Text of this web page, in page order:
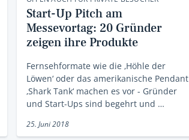
Start-Up Pitch am
Messevortag: 20 Gründer
zeigen ihre Produkte
Fernsehformate wie die ‚Höhle der
Löwen‘ oder das amerikanische Pendant
‚Shark Tank‘ machen es vor - Gründer
und Start-Ups sind begehrt und …
25. Juni 2018